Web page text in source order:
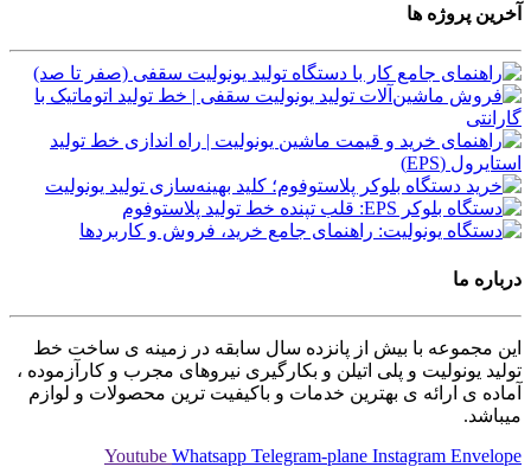
آخرین پروژه ها
درباره ما
این مجموعه با بیش از پانزده سال سابقه در زمینه ی ساخت خط
تولید یونولیت و پلی اتیلن و بکارگیری نیروهای مجرب و کارآزموده ،
آماده ی ارائه ی بهترین خدمات و باکیفیت ترین محصولات و لوازم
میباشد.
Youtube Whatsapp Telegram-plane Instagram Envelope